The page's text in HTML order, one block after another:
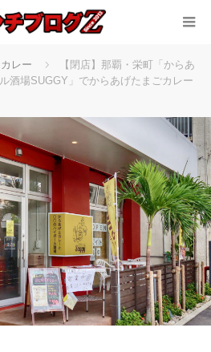
カレー
【閉店】那覇・栄町「からあ
酒場SUGGY」でからあげたまごカレー